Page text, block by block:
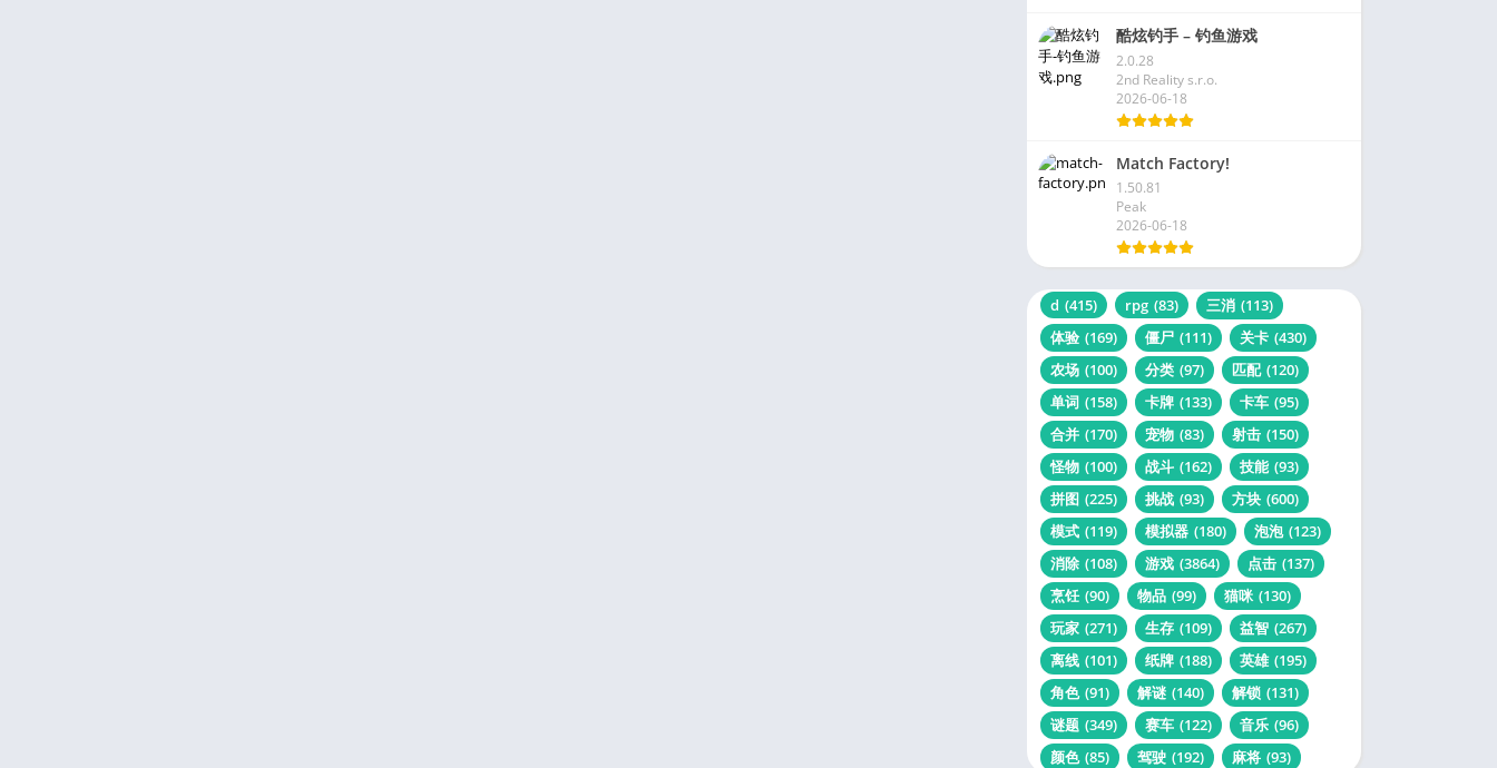
酷炫钓手 – 钓鱼游戏
2.0.28
2nd Reality s.r.o.
2026-06-18
Match Factory!
1.50.81
Peak
2026-06-18
d (415) rpg (83) 三消 (113)
体验 (169) 僵尸 (111) 关卡 (430)
农场 (100) 分类 (97) 匹配 (120)
单词 (158) 卡牌 (133) 卡车 (95)
合并 (170) 宠物 (83) 射击 (150)
怪物 (100) 战斗 (162) 技能 (93)
拼图 (225) 挑战 (93) 方块 (600)
模式 (119) 模拟器 (180) 泡泡 (123)
消除 (108) 游戏 (3864) 点击 (137)
烹饪 (90) 物品 (99) 猫咪 (130)
玩家 (271) 生存 (109) 益智 (267)
离线 (101) 纸牌 (188) 英雄 (195)
角色 (91) 解谜 (140) 解锁 (131)
谜题 (349) 赛车 (122) 音乐 (96)
颜色 (85) 驾驶 (192) 麻将 (93)